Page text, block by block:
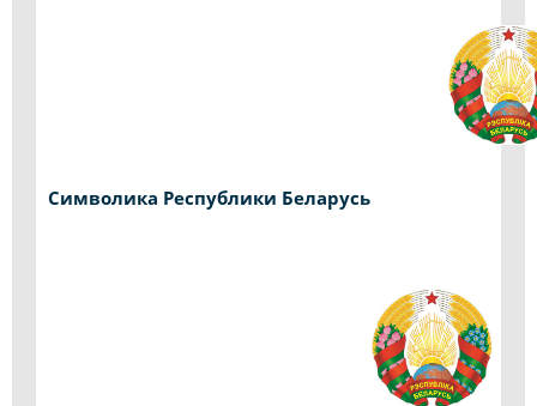
Символика Республики Беларусь